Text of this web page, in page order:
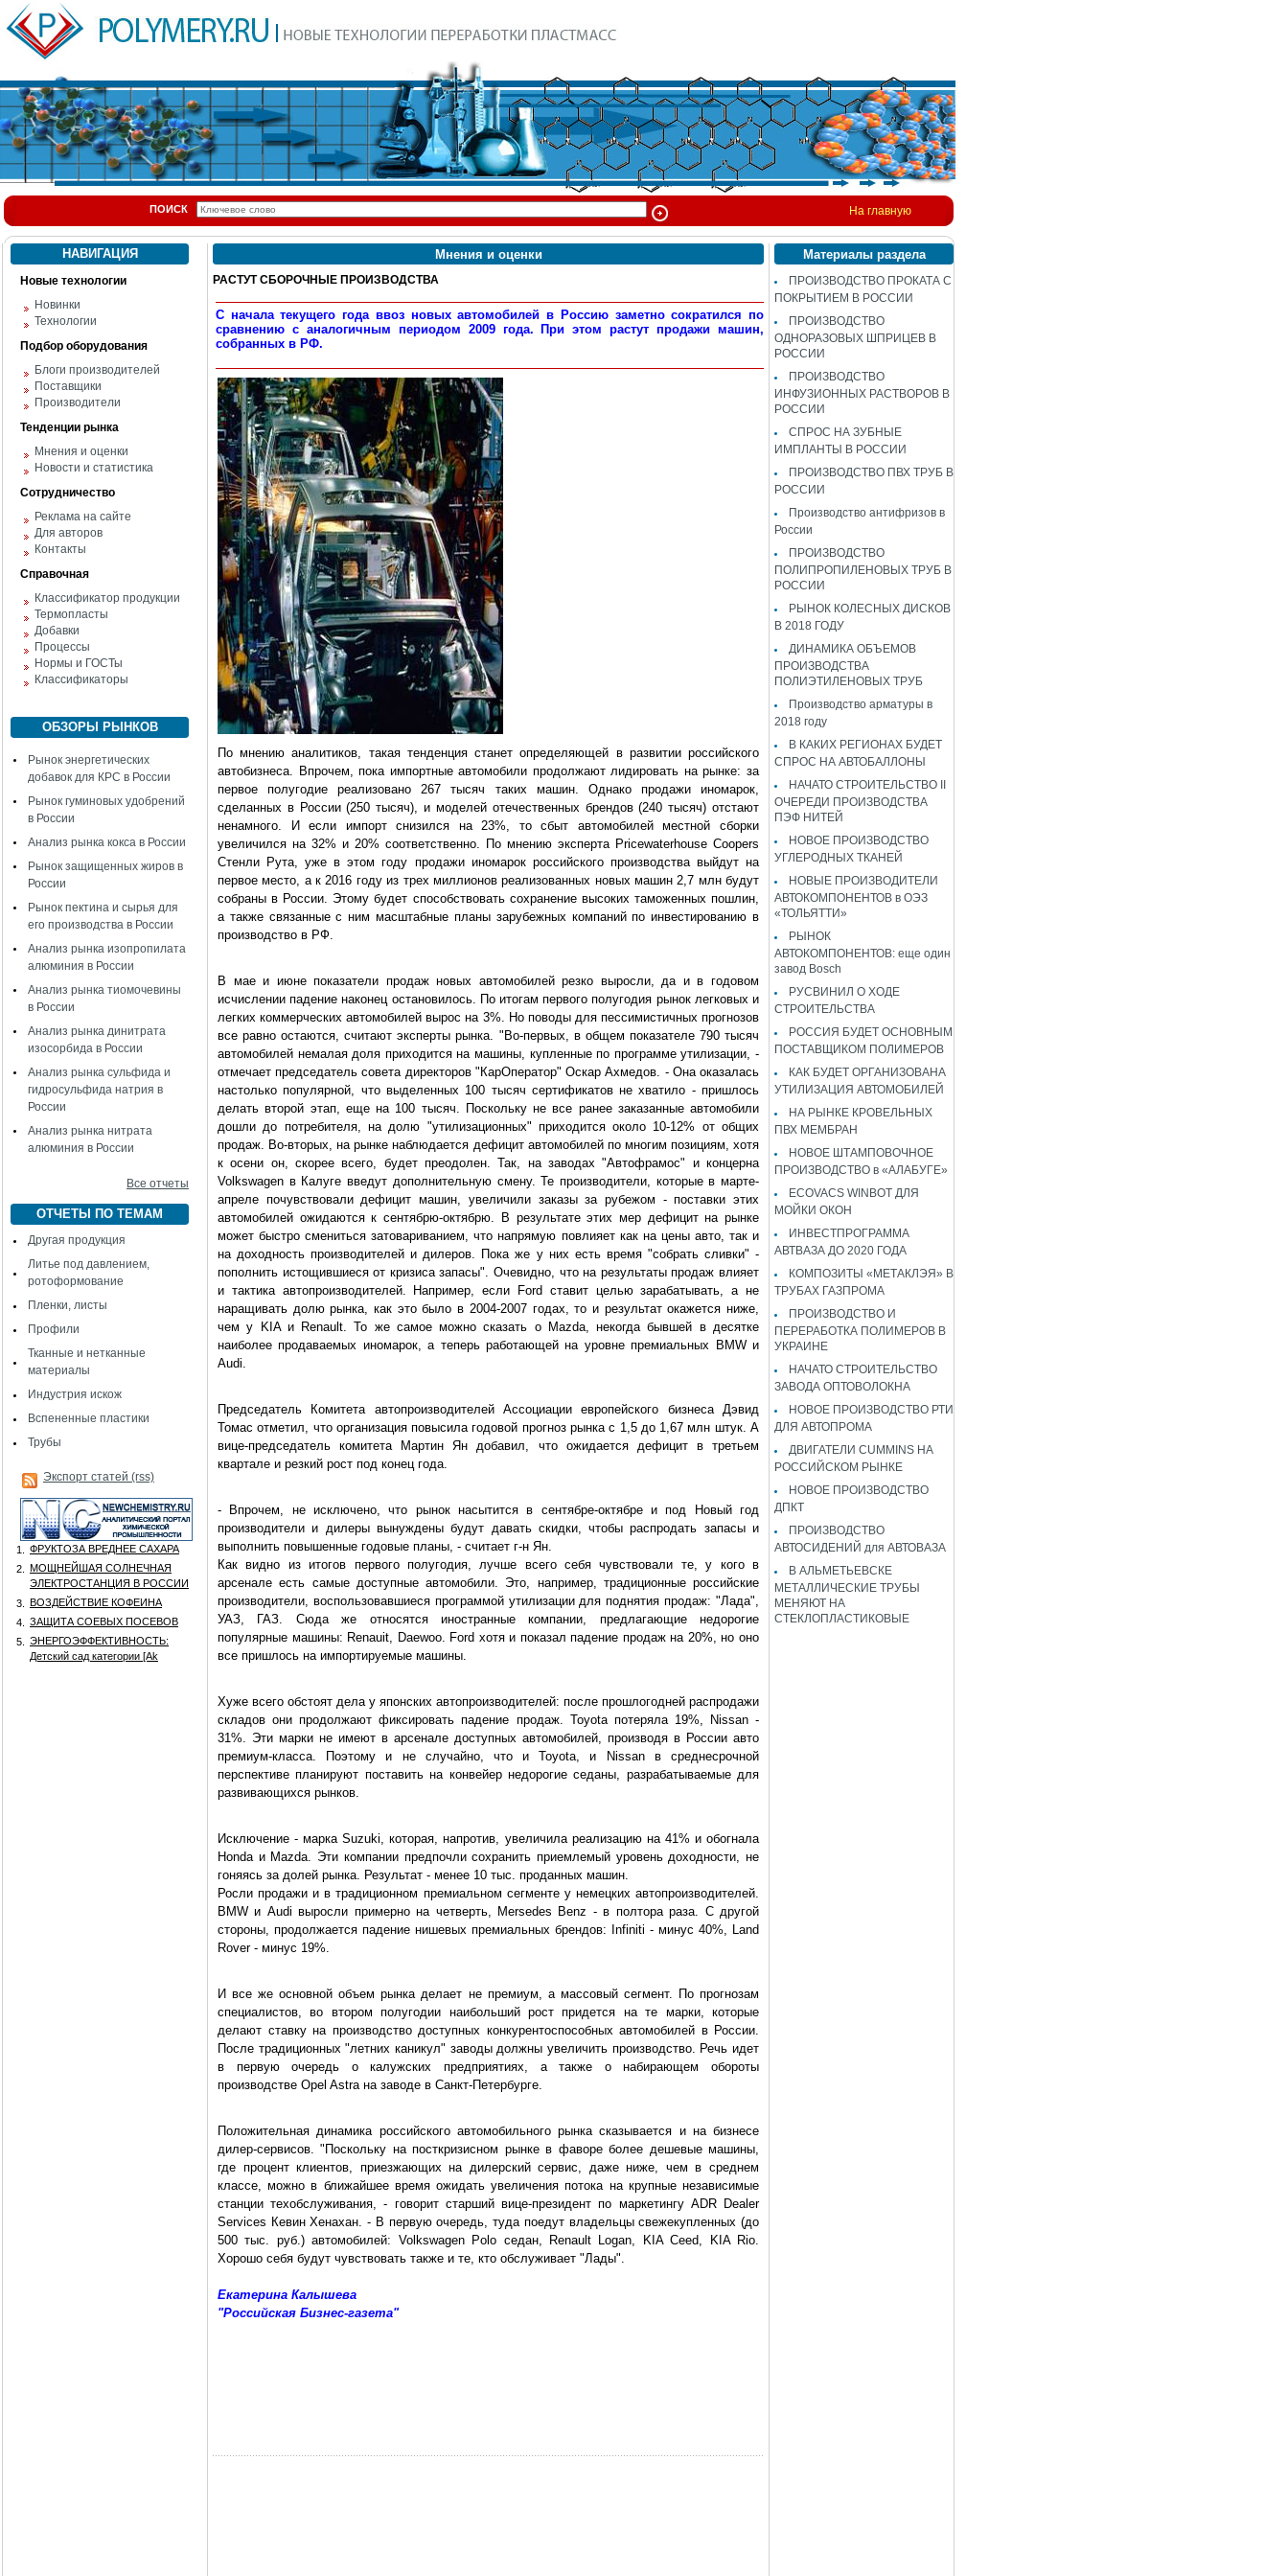
ПОИСК На главную
НАВИГАЦИЯ
Новые технологии
Новинки
Технологии
Подбор оборудования
Блоги производителей
Поставщики
Производители
Тенденции рынка
Мнения и оценки
Новости и статистика
Сотрудничество
Реклама на сайте
Для авторов
Контакты
Справочная
Классификатор продукции
Термопласты
Добавки
Процессы
Нормы и ГОСТы
Классификаторы
ОБЗОРЫ РЫНКОВ
Рынок энергетических
добавок для КРС в России
Рынок гуминовых удобрений
в России
Анализ рынка кокса в России
Рынок защищенных жиров в
России
Рынок пектина и сырья для
его производства в России
Анализ рынка изопропилата
алюминия в России
Анализ рынка тиомочевины
в России
Анализ рынка динитрата
изосорбида в России
Анализ рынка сульфида и
гидросульфида натрия в
России
Анализ рынка нитрата
алюминия в России
Все отчеты
ОТЧЕТЫ ПО ТЕМАМ
Другая продукция
Литье под давлением,
ротоформование
Пленки, листы
Профили
Тканные и нетканные
материалы
Индустрия искож
Вспененные пластики
Трубы
Экспорт статей (rss)
1.
ФРУКТОЗА ВРЕДНЕЕ САХАРА
2.
МОЩНЕЙШАЯ СОЛНЕЧНАЯ
ЭЛЕКТРОСТАНЦИЯ В РОССИИ
3.
ВОЗДЕЙСТВИЕ КОФЕИНА
4.
ЗАЩИТА СОЕВЫХ ПОСЕВОВ
5.
ЭНЕРГОЭФФЕКТИВНОСТЬ:
Детский сад категории [Аk
Мнения и оценки
РАСТУТ СБОРОЧНЫЕ ПРОИЗВОДСТВА
С начала текущего года ввоз новых автомобилей в Россию заметно сократился по
сравнению с аналогичным периодом 2009 года. При этом растут продажи машин,
собранных в РФ.
По мнению аналитиков, такая тенденция станет определяющей в развитии российского
автобизнеса. Впрочем, пока импортные автомобили продолжают лидировать на рынке: за
первое полугодие реализовано 267 тысяч таких машин. Однако продажи иномарок,
сделанных в России (250 тысяч), и моделей отечественных брендов (240 тысяч) отстают
ненамного. И если импорт снизился на 23%, то сбыт автомобилей местной сборки
увеличился на 32% и 20% соответственно. По мнению эксперта Pricewaterhouse Coopers
Стенли Рута, уже в этом году продажи иномарок российского производства выйдут на
первое место, а к 2016 году из трех миллионов реализованных новых машин 2,7 млн будут
собраны в России. Этому будет способствовать сохранение высоких таможенных пошлин,
а также связанные с ним масштабные планы зарубежных компаний по инвестированию в
производство в РФ.
В мае и июне показатели продаж новых автомобилей резко выросли, да и в годовом
исчислении падение наконец остановилось. По итогам первого полугодия рынок легковых и
легких коммерческих автомобилей вырос на 3%. Но поводы для пессимистичных прогнозов
все равно остаются, считают эксперты рынка. "Во-первых, в общем показателе 790 тысяч
автомобилей немалая доля приходится на машины, купленные по программе утилизации, -
отмечает председатель совета директоров "КарОператор" Оскар Ахмедов. - Она оказалась
настолько популярной, что выделенных 100 тысяч сертификатов не хватило - пришлось
делать второй этап, еще на 100 тысяч. Поскольку не все ранее заказанные автомобили
дошли до потребителя, на долю "утилизационных" приходится около 10-12% от общих
продаж. Во-вторых, на рынке наблюдается дефицит автомобилей по многим позициям, хотя
к осени он, скорее всего, будет преодолен. Так, на заводах "Автофрамос" и концерна
Volkswagen в Калуге введут дополнительную смену. Те производители, которые в марте-
апреле почувствовали дефицит машин, увеличили заказы за рубежом - поставки этих
автомобилей ожидаются к сентябрю-октябрю. В результате этих мер дефицит на рынке
может быстро смениться затовариванием, что напрямую повлияет как на цены авто, так и
на доходность производителей и дилеров. Пока же у них есть время "собрать сливки" -
пополнить истощившиеся от кризиса запасы". Очевидно, что на результаты продаж влияет
и тактика автопроизводителей. Например, если Ford ставит целью зарабатывать, а не
наращивать долю рынка, как это было в 2004-2007 годах, то и результат окажется ниже,
чем у KIA и Renault. То же самое можно сказать о Mazda, некогда бывшей в десятке
наиболее продаваемых иномарок, а теперь работающей на уровне премиальных BMW и
Audi.
Председатель Комитета автопроизводителей Ассоциации европейского бизнеса Дэвид
Томас отметил, что организация повысила годовой прогноз рынка с 1,5 до 1,67 млн штук. А
вице-председатель комитета Мартин Ян добавил, что ожидается дефицит в третьем
квартале и резкий рост под конец года.
- Впрочем, не исключено, что рынок насытится в сентябре-октябре и под Новый год
производители и дилеры вынуждены будут давать скидки, чтобы распродать запасы и
выполнить повышенные годовые планы, - считает г-н Ян.
Как видно из итогов первого полугодия, лучше всего себя чувствовали те, у кого в
арсенале есть самые доступные автомобили. Это, например, традиционные российские
производители, воспользовавшиеся программой утилизации для поднятия продаж: "Лада",
УАЗ, ГАЗ. Сюда же относятся иностранные компании, предлагающие недорогие
популярные машины: Renauit, Daewoo. Ford хотя и показал падение продаж на 20%, но оно
все пришлось на импортируемые машины.
Хуже всего обстоят дела у японских автопроизводителей: после прошлогодней распродажи
складов они продолжают фиксировать падение продаж. Toyota потеряла 19%, Nissan -
31%. Эти марки не имеют в арсенале доступных автомобилей, производя в России авто
премиум-класса. Поэтому и не случайно, что и Toyota, и Nissan в среднесрочной
перспективе планируют поставить на конвейер недорогие седаны, разрабатываемые для
развивающихся рынков.
Исключение - марка Suzuki, которая, напротив, увеличила реализацию на 41% и обогнала
Honda и Mazda. Эти компании предпочли сохранить приемлемый уровень доходности, не
гоняясь за долей рынка. Результат - менее 10 тыс. проданных машин.
Росли продажи и в традиционном премиальном сегменте у немецких автопроизводителей.
BMW и Audi выросли примерно на четверть, Mersedes Benz - в полтора раза. С другой
стороны, продолжается падение нишевых премиальных брендов: Infiniti - минус 40%, Land
Rover - минус 19%.
И все же основной объем рынка делает не премиум, а массовый сегмент. По прогнозам
специалистов, во втором полугодии наибольший рост придется на те марки, которые
делают ставку на производство доступных конкурентоспособных автомобилей в России.
После традиционных "летних каникул" заводы должны увеличить производство. Речь идет
в первую очередь о калужских предприятиях, а также о набирающем обороты
производстве Opel Astra на заводе в Санкт-Петербурге.
Положительная динамика российского автомобильного рынка сказывается и на бизнесе
дилер-сервисов. "Поскольку на посткризисном рынке в фаворе более дешевые машины,
где процент клиентов, приезжающих на дилерский сервис, даже ниже, чем в среднем
классе, можно в ближайшее время ожидать увеличения потока на крупные независимые
станции техобслуживания, - говорит старший вице-президент по маркетингу ADR Dealer
Services Кевин Хенахан. - В первую очередь, туда поедут владельцы свежекупленных (до
500 тыс. руб.) автомобилей: Volkswagen Polo седан, Renault Logan, KIA Ceed, KIA Rio.
Хорошо себя будут чувствовать также и те, кто обслуживает "Лады".
Екатерина Калышева
"Российская Бизнес-газета"
Материалы раздела
ПРОИЗВОДСТВО ПРОКАТА С
ПОКРЫТИЕМ В РОССИИ
ПРОИЗВОДСТВО
ОДНОРАЗОВЫХ ШПРИЦЕВ В
РОССИИ
ПРОИЗВОДСТВО
ИНФУЗИОННЫХ РАСТВОРОВ В
РОССИИ
СПРОС НА ЗУБНЫЕ
ИМПЛАНТЫ В РОССИИ
ПРОИЗВОДСТВО ПВХ ТРУБ В
РОССИИ
Производство антифризов в
России
ПРОИЗВОДСТВО
ПОЛИПРОПИЛЕНОВЫХ ТРУБ В
РОССИИ
РЫНОК КОЛЕСНЫХ ДИСКОВ
В 2018 ГОДУ
ДИНАМИКА ОБЪЕМОВ
ПРОИЗВОДСТВА
ПОЛИЭТИЛЕНОВЫХ ТРУБ
Производство арматуры в
2018 году
В КАКИХ РЕГИОНАХ БУДЕТ
СПРОС НА АВТОБАЛЛОНЫ
НАЧАТО СТРОИТЕЛЬСТВО II
ОЧЕРЕДИ ПРОИЗВОДСТВА
ПЭФ НИТЕЙ
НОВОЕ ПРОИЗВОДСТВО
УГЛЕРОДНЫХ ТКАНЕЙ
НОВЫЕ ПРОИЗВОДИТЕЛИ
АВТОКОМПОНЕНТОВ в ОЭЗ
«ТОЛЬЯТТИ»
РЫНОК
АВТОКОМПОНЕНТОВ: еще один
завод Bosch
РУСВИНИЛ О ХОДЕ
СТРОИТЕЛЬСТВА
РОССИЯ БУДЕТ ОСНОВНЫМ
ПОСТАВЩИКОМ ПОЛИМЕРОВ
КАК БУДЕТ ОРГАНИЗОВАНА
УТИЛИЗАЦИЯ АВТОМОБИЛЕЙ
НА РЫНКЕ КРОВЕЛЬНЫХ
ПВХ МЕМБРАН
НОВОЕ ШТАМПОВОЧНОЕ
ПРОИЗВОДСТВО в «АЛАБУГЕ»
ECOVACS WINBOT ДЛЯ
МОЙКИ ОКОН
ИНВЕСТПРОГРАММА
АВТВАЗА ДО 2020 ГОДА
КОМПОЗИТЫ «МЕТАКЛЭЯ» В
ТРУБАХ ГАЗПРОМА
ПРОИЗВОДСТВО И
ПЕРЕРАБОТКА ПОЛИМЕРОВ В
УКРАИНЕ
НАЧАТО СТРОИТЕЛЬСТВО
ЗАВОДА ОПТОВОЛОКНА
НОВОЕ ПРОИЗВОДСТВО РТИ
ДЛЯ АВТОПРОМА
ДВИГАТЕЛИ CUMMINS НА
РОССИЙСКОМ РЫНКЕ
НОВОЕ ПРОИЗВОДСТВО
ДПКТ
ПРОИЗВОДСТВО
АВТОСИДЕНИЙ для АВТОВАЗА
В АЛЬМЕТЬЕВСКЕ
МЕТАЛЛИЧЕСКИЕ ТРУБЫ
МЕНЯЮТ НА
СТЕКЛОПЛАСТИКОВЫЕ